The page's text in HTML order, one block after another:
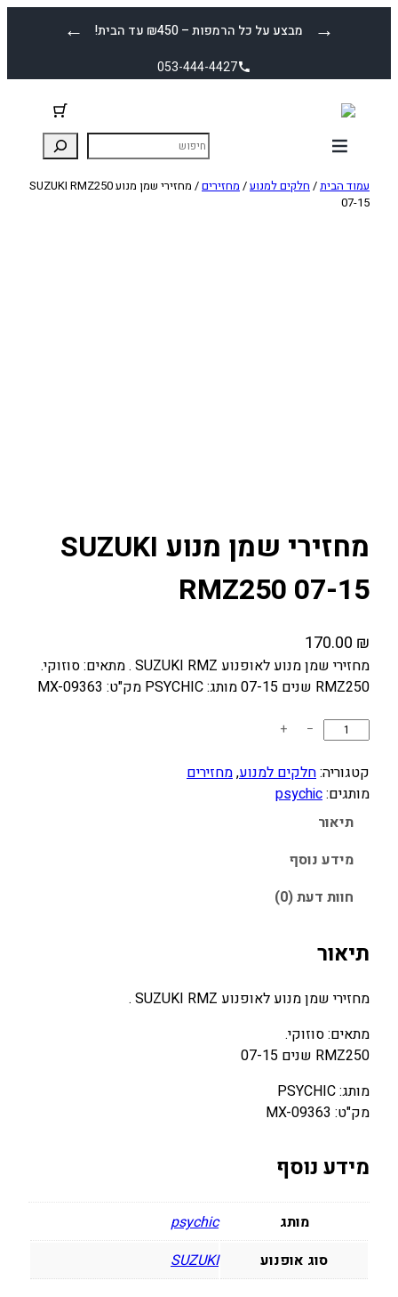
← מבצע על כל הרמפות – ₪450 עד הבית! →
053-444-4427
עמוד הבית/ חלקים למנוע/ מחזירים
/ מחזירי שמן מנוע SUZUKI RMZ250
07-15
מחזירי שמן מנוע SUZUKI
RMZ250 07-15
170.00 ₪
מחזירי שמן מנוע לאופנוע SUZUKI RMZ . מתאים: סוזוקי.
RMZ250 שנים 07-15 מותג: PSYCHIC מק"ט: MX-09363
ו
ת
ר
י
מ
ן
מ
ו
ע
U
Z
U
I
M
−
+
קטגוריה:חלקים למנוע, מחזירים
מותגים:psychic
תיאור
מידע נוסף
חוות דעת (0)
תיאור
מחזירי שמן מנוע לאופנוע SUZUKI RMZ .
מתאים: סוזוקי.
RMZ250 שנים 07-15
מותג: PSYCHIC
מק"ט: MX-09363
מידע נוסף
מותג
psychic
סוג אופנוע
SUZUKI